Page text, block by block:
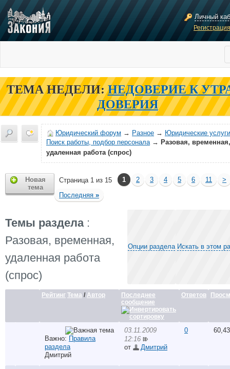
Личный
ТЕМА НЕДЕЛИ: НЕДОВЕРИЕ К
ДОВЕРИЯ
Юридический форум → Разное → Юридические
Поиск работы, подбор персонала→ Разовая, временная,
удаленная работа (спрос)
Новая
тема
Страница 1 из 15 1 2 3 4 5 6 11
>
Последняя »
Темы раздела:
Разовая, временная,
удаленная работа
(спрос)
Опции раздела Искать в этом
Рейтинг Тема / Автор
Последнее
сообщение
Ответов
Важно: Правила
раздела
Дмитрий
03.11.2009
12:16
от
Дмитрий
0